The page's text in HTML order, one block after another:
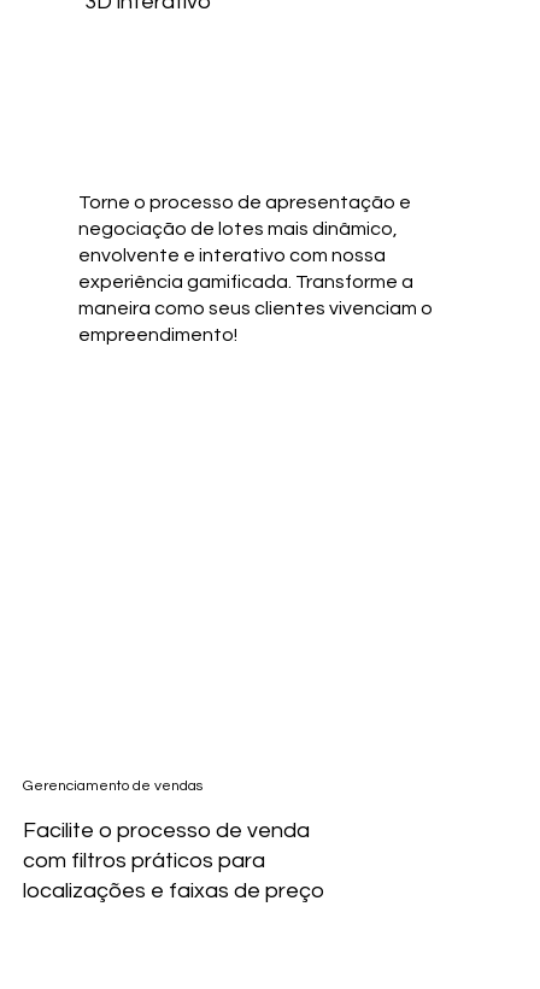
Gerenciamento de vendas
Facilite o processo de venda
com filtros práticos para
localizações e faixas de preço
Torne o processo de apresentação e
negociação de lotes mais dinâmico,
envolvente e interativo com nossa
experiência gamificada. Transforme a
maneira como seus clientes vivenciam o
empreendimento!